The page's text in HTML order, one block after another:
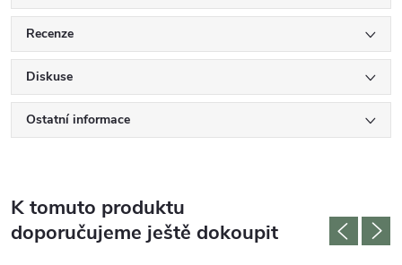
Recenze
Diskuse
Ostatní informace
K tomuto produktu
doporučujeme ještě dokoupit